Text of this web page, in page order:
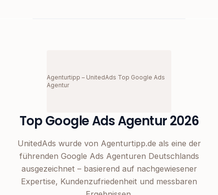
Agenturtipp – UnitedAds Top Google Ads
Agentur
Top Google Ads Agentur 2026
UnitedAds wurde von Agenturtipp.de als eine der
führenden Google Ads Agenturen Deutschlands
ausgezeichnet – basierend auf nachgewiesener
Expertise, Kundenzufriedenheit und messbaren